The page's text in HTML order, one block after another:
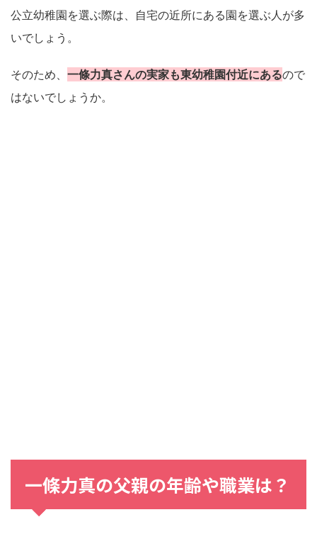
公立幼稚園を選ぶ際は、自宅の近所にある園を選ぶ人が多
いでしょう。
そのため、 一條力真さんの実家も東幼稚園付近にあるので
はないでしょうか。
一條力真の父親の年齢や職業は？